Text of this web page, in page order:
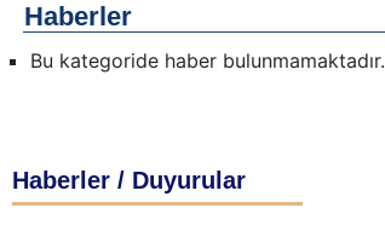
Haberler
Bu kategoride haber bulunmamaktadır.
Haberler / Duyurular